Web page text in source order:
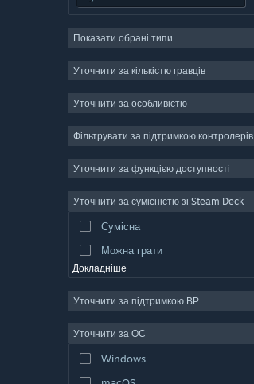
Масова багатокористувацька
Симулятор
Створення відео
Обробка фотографій
Показати обрані типи
Уточнити за кількістю гравців
Уточнити за особливістю
Фільтрувати за підтримкою контролерів
Уточнити за функцією доступності
Уточнити за сумісністю зі Steam Deck
Сумісна
Можна грати
Докладніше
Уточнити за підтримкою ВР
Уточнити за ОС
Windows